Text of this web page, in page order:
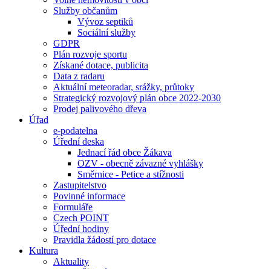
Služby občanům
Vývoz septiků
Sociální služby
GDPR
Plán rozvoje sportu
Získané dotace, publicita
Data z radaru
Aktuální meteoradar, srážky, průtoky
Strategický rozvojový plán obce 2022-2030
Prodej palivového dřeva
Úřad
e-podatelna
Úřední deska
Jednací řád obce Žákava
OZV - obecně závazné vyhlášky
Směrnice - Petice a stížnosti
Zastupitelstvo
Povinné informace
Formuláře
Czech POINT
Úřední hodiny
Pravidla žádostí pro dotace
Kultura
Aktuality